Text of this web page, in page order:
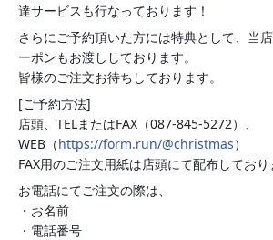
達サービスも行なっております！
さらにご予約頂いた方には特典として、当
ーポンもお渡ししております。
皆様のご注文お待ちしております。
[ご予約方法]
店頭、TELまたはFAX（087-845-5272）、
WEB（https://form.run/@christmas）
FAX用のご注文用紙は店頭にて配布しており
お電話にてご注文の際は、
・お名前
・電話番号